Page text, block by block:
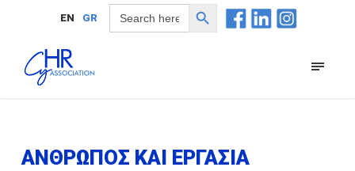
EN GR
Search
for:
Search Button
ΑΝΘΡΩΠΟΣ ΚΑΙ ΕΡΓΑΣΙΑ